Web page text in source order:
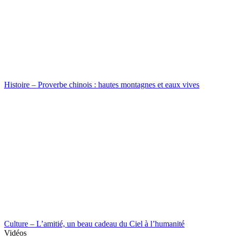
Histoire – Proverbe chinois : hautes montagnes et eaux vives
Culture – L’amitié, un beau cadeau du Ciel à l’humanité
Vidéos